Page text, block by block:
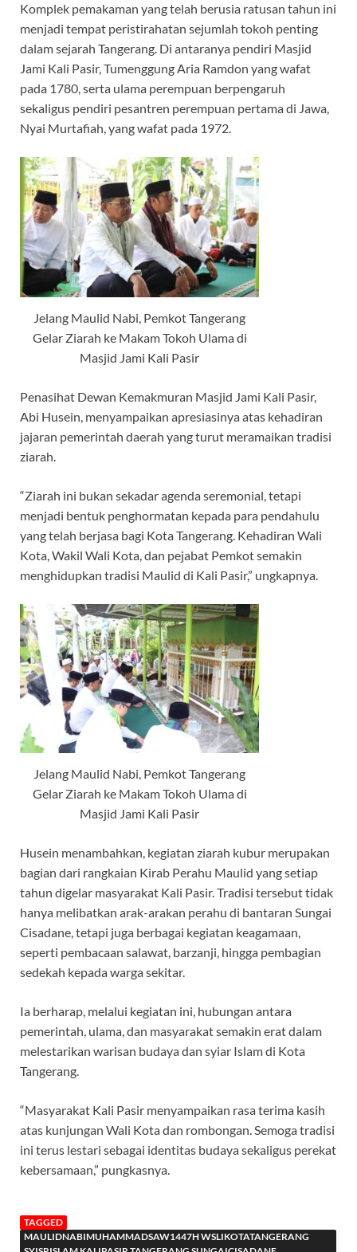
Komplek pemakaman yang telah berusia ratusan tahun ini
menjadi tempat peristirahatan sejumlah tokoh penting
dalam sejarah Tangerang. Di antaranya pendiri Masjid
Jami Kali Pasir, Tumenggung Aria Ramdon yang wafat
pada 1780, serta ulama perempuan berpengaruh
sekaligus pendiri pesantren perempuan pertama di Jawa,
Nyai Murtafiah, yang wafat pada 1972.
Jelang Maulid Nabi, Pemkot Tangerang
Gelar Ziarah ke Makam Tokoh Ulama di
Masjid Jami Kali Pasir
Penasihat Dewan Kemakmuran Masjid Jami Kali Pasir,
Abi Husein, menyampaikan apresiasinya atas kehadiran
jajaran pemerintah daerah yang turut meramaikan tradisi
ziarah.
“Ziarah ini bukan sekadar agenda seremonial, tetapi
menjadi bentuk penghormatan kepada para pendahulu
yang telah berjasa bagi Kota Tangerang. Kehadiran Wali
Kota, Wakil Wali Kota, dan pejabat Pemkot semakin
menghidupkan tradisi Maulid di Kali Pasir,” ungkapnya.
Jelang Maulid Nabi, Pemkot Tangerang
Gelar Ziarah ke Makam Tokoh Ulama di
Masjid Jami Kali Pasir
Husein menambahkan, kegiatan ziarah kubur merupakan
bagian dari rangkaian Kirab Perahu Maulid yang setiap
tahun digelar masyarakat Kali Pasir. Tradisi tersebut tidak
hanya melibatkan arak-arakan perahu di bantaran Sungai
Cisadane, tetapi juga berbagai kegiatan keagamaan,
seperti pembacaan salawat, barzanji, hingga pembagian
sedekah kepada warga sekitar.
Ia berharap, melalui kegiatan ini, hubungan antara
pemerintah, ulama, dan masyarakat semakin erat dalam
melestarikan warisan budaya dan syiar Islam di Kota
Tangerang.
“Masyarakat Kali Pasir menyampaikan rasa terima kasih
atas kunjungan Wali Kota dan rombongan. Semoga tradisi
ini terus lestari sebagai identitas budaya sekaligus perekat
kebersamaan,” pungkasnya.
TAGGED
MAULIDNABIMUHAMMADSAW1447H WSLIKOTATANGERANG